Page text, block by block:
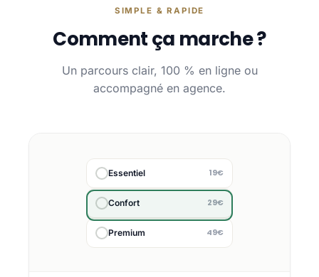
SIMPLE & RAPIDE
Comment ça marche ?
Un parcours clair, 100 % en ligne ou
accompagné en agence.
Essentiel 19€
Confort 29€
Premium 49€